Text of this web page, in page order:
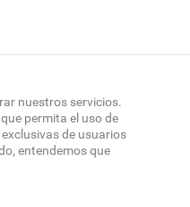
nuestros servicios.
permita el uso de
de usuarios
entendemos que